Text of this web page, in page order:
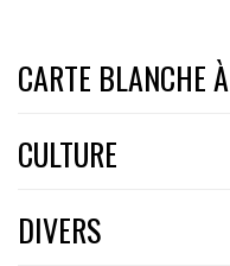
CARTE BLANCHE À
CULTURE
DIVERS